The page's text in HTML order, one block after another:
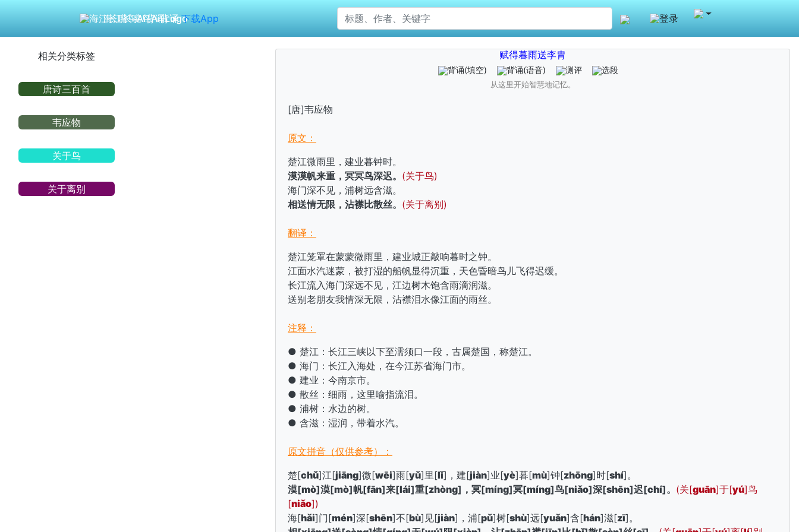
海江长嘴鸟Ai背诵 下载App 登录
相关分类标签
唐诗三百首
韦应物
关于鸟
关于离别
赋得暮雨送李胄
背诵(填空) 背诵(语音) 测评 选段
从这里开始智慧地记忆。
[唐]韦应物
原文：
楚江微雨里，建业暮钟时。
漠漠帆来重，冥冥鸟深迟。 (关于鸟)
海门深不见，浦树远含滋。
相送情无限，沾襟比散丝。 (关于离别)
翻译：
楚江笼罩在蒙蒙微雨里，建业城正敲响暮时之钟。
江面水汽迷蒙，被打湿的船帆显得沉重，天色昏暗鸟儿飞得迟缓。
长江流入海门深远不见，江边树木饱含雨滴润滋。
送别老朋友我情深无限，沾襟泪水像江面的雨丝。
注释：
● 楚江：长江三峡以下至濡须口一段，古属楚国，称楚江。
● 海门：长江入海处，在今江苏省海门市。
● 建业：今南京市。
● 散丝：细雨，这里喻指流泪。
● 浦树：水边的树。
● 含滋：湿润，带着水汽。
原文拼音（仅供参考）：
楚[chǔ]江[jiāng]微[wēi]雨[yǔ]里[lǐ]，建[jiàn]业[yè]暮[mù]钟[zhōng]时[shí]。
漠[mò]漠[mò]帆[fān]来[lái]重[zhòng]，冥[míng]冥[míng]鸟[niǎo]深[shēn]迟[chí]。 (关[guān]于[yú]鸟
[niǎo])
海[hǎi]门[mén]深[shēn]不[bù]见[jiàn]，浦[pǔ]树[shù]远[yuǎn]含[hán]滋[zī]。